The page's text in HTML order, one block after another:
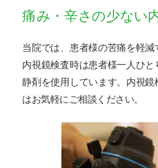
痛み・辛さの少ない
当院では、患者様の苦痛を軽減
内視鏡検査時は患者様一人ひ
静剤を使用しています。内視
はお気軽にご相談ください。